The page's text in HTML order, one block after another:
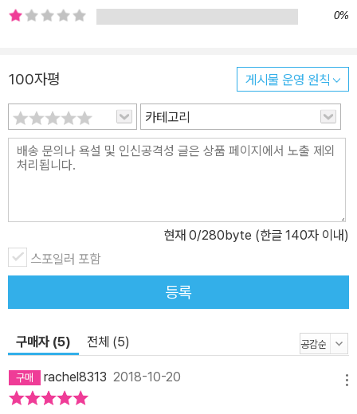
0%
100자평 게시물 운영 원칙
카테고리
현재 0/280byte (한글 140자 이내)
스포일러 포함
등록
구매자 (5) 전체 (5)
rachel8313 2018-10-20